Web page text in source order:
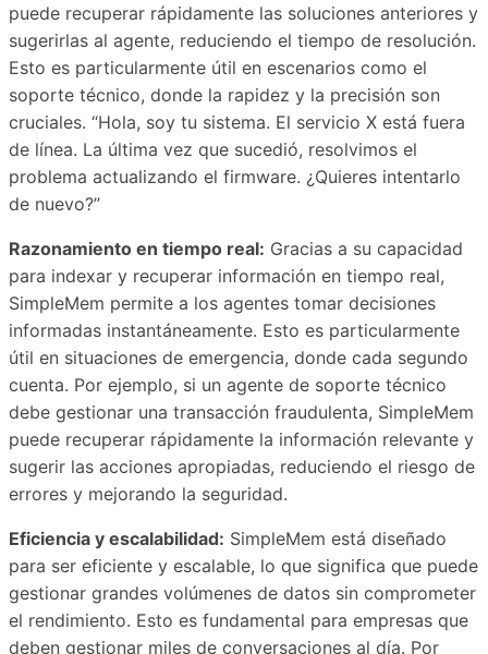
puede recuperar rápidamente las soluciones anteriores y
sugerirlas al agente, reduciendo el tiempo de resolución.
Esto es particularmente útil en escenarios como el
soporte técnico, donde la rapidez y la precisión son
cruciales. “Hola, soy tu sistema. El servicio X está fuera
de línea. La última vez que sucedió, resolvimos el
problema actualizando el firmware. ¿Quieres intentarlo
de nuevo?”
Razonamiento en tiempo real: Gracias a su capacidad
para indexar y recuperar información en tiempo real,
SimpleMem permite a los agentes tomar decisiones
informadas instantáneamente. Esto es particularmente
útil en situaciones de emergencia, donde cada segundo
cuenta. Por ejemplo, si un agente de soporte técnico
debe gestionar una transacción fraudulenta, SimpleMem
puede recuperar rápidamente la información relevante y
sugerir las acciones apropiadas, reduciendo el riesgo de
errores y mejorando la seguridad.
Eficiencia y escalabilidad: SimpleMem está diseñado
para ser eficiente y escalable, lo que significa que puede
gestionar grandes volúmenes de datos sin comprometer
el rendimiento. Esto es fundamental para empresas que
deben gestionar miles de conversaciones al día. Por